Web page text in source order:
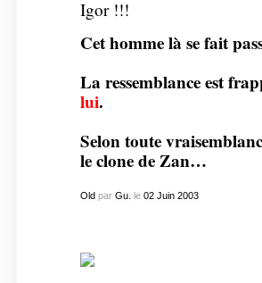
Cet homme là se fait
La ressemblance est
lui.
Selon toute
le clone de Zan…
Oldpar Gu. le 02 Juin 2003